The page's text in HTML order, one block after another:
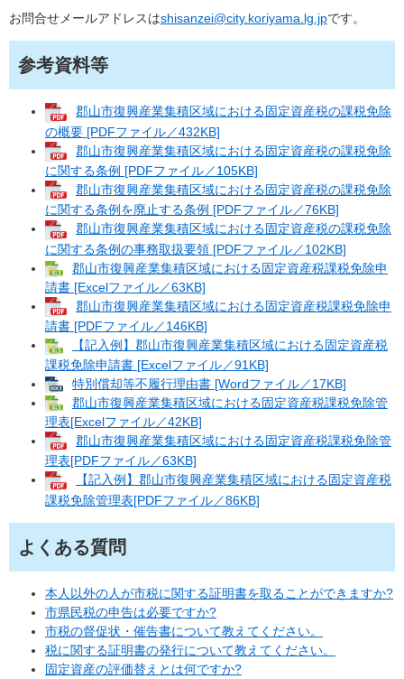
お問合せメールアドレスはshisanzei@city.koriyama.lg.jpです。
参考資料等
郡山市復興産業集積区域における固定資産税の課税免除
の概要 [PDFファイル／432KB]
郡山市復興産業集積区域における固定資産税の課税免除
に関する条例 [PDFファイル／105KB]
郡山市復興産業集積区域における固定資産税の課税免除
に関する条例を廃止する条例 [PDFファイル／76KB]
郡山市復興産業集積区域における固定資産税の課税免除
に関する条例の事務取扱要領 [PDFファイル／102KB]
郡山市復興産業集積区域における固定資産税課税免除申
請書 [Excelファイル／63KB]
郡山市復興産業集積区域における固定資産税課税免除申
請書 [PDFファイル／146KB]
【記入例】郡山市復興産業集積区域における固定資産税
課税免除申請書 [Excelファイル／91KB]
特別償却等不履行理由書 [Wordファイル／17KB]
郡山市復興産業集積区域における固定資産税課税免除管
理表[Excelファイル／42KB]
郡山市復興産業集積区域における固定資産税課税免除管
理表[PDFファイル／63KB]
【記入例】郡山市復興産業集積区域における固定資産税
課税免除管理表[PDFファイル／86KB]
よくある質問
本人以外の人が市税に関する証明書を取ることができますか?
市県民税の申告は必要ですか?
市税の督促状・催告書について教えてください。
税に関する証明書の発行について教えてください。
固定資産の評価替えとは何ですか?